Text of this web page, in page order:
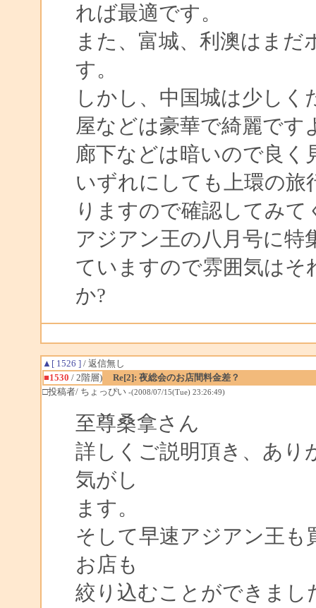
れば最適です。
また、富城、利澳はま
す。
しかし、中国城は少し
屋などは豪華で綺麗です
廊下などは暗いので良く
いずれにしても上環の
りますので確認してみて
アジアン王の八月号に特
ていますので雰囲気は
か?
▲[ 1526 ]/ 返信無し
■1530 / 2階層)
Re[2]: 夜総会のお店間料金差？
□投稿者/ ちょっぴい -(2008/07/15(Tue) 23:26:49)
至尊桑拿さん
詳しくご説明頂き、あり
気がし
ます。
そして早速アジアン王
お店も
絞り込むことができまし